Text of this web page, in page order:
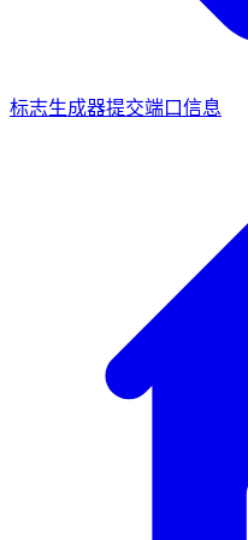
标志生成器提交端口信息